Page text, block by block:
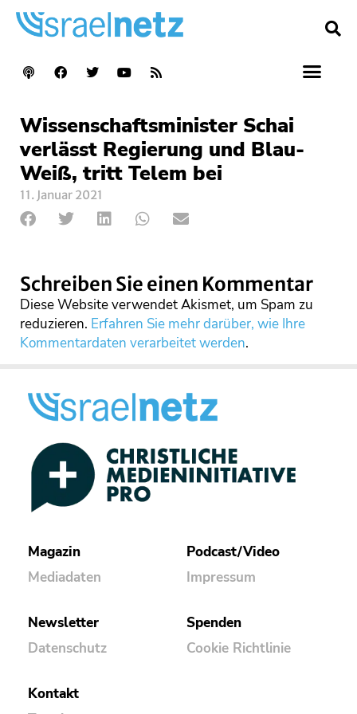
Wissenschaftsminister Schai
verlässt Regierung und Blau-
Weiß, tritt Telem bei
11. Januar 2021
Schreiben Sie einen Kommentar
Diese Website verwendet Akismet, um Spam zu
reduzieren. Erfahren Sie mehr darüber, wie Ihre
Kommentardaten verarbeitet werden.
Magazin
Mediadaten
Podcast/Video
Impressum
Newsletter
Datenschutz
Spenden
Cookie Richtlinie
Kontakt